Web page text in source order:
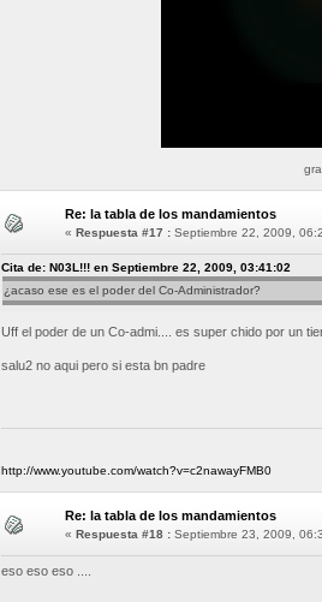
Re: la tabla de los mandamientos
« Respuesta #17 : Septiembre 22, 2009,
Cita de: N03L!!! en Septiembre 22, 2009, 03:41:02
¿acaso ese es el poder del Co-Administrador?
Uff el poder de un Co-admi.... es super chido por un
salu2 no aqui pero si esta bn padre
http://www.youtube.com/watch?v=c2nawayFMB0
Re: la tabla de los mandamientos
« Respuesta #18 : Septiembre 23, 2009,
eso eso eso ....